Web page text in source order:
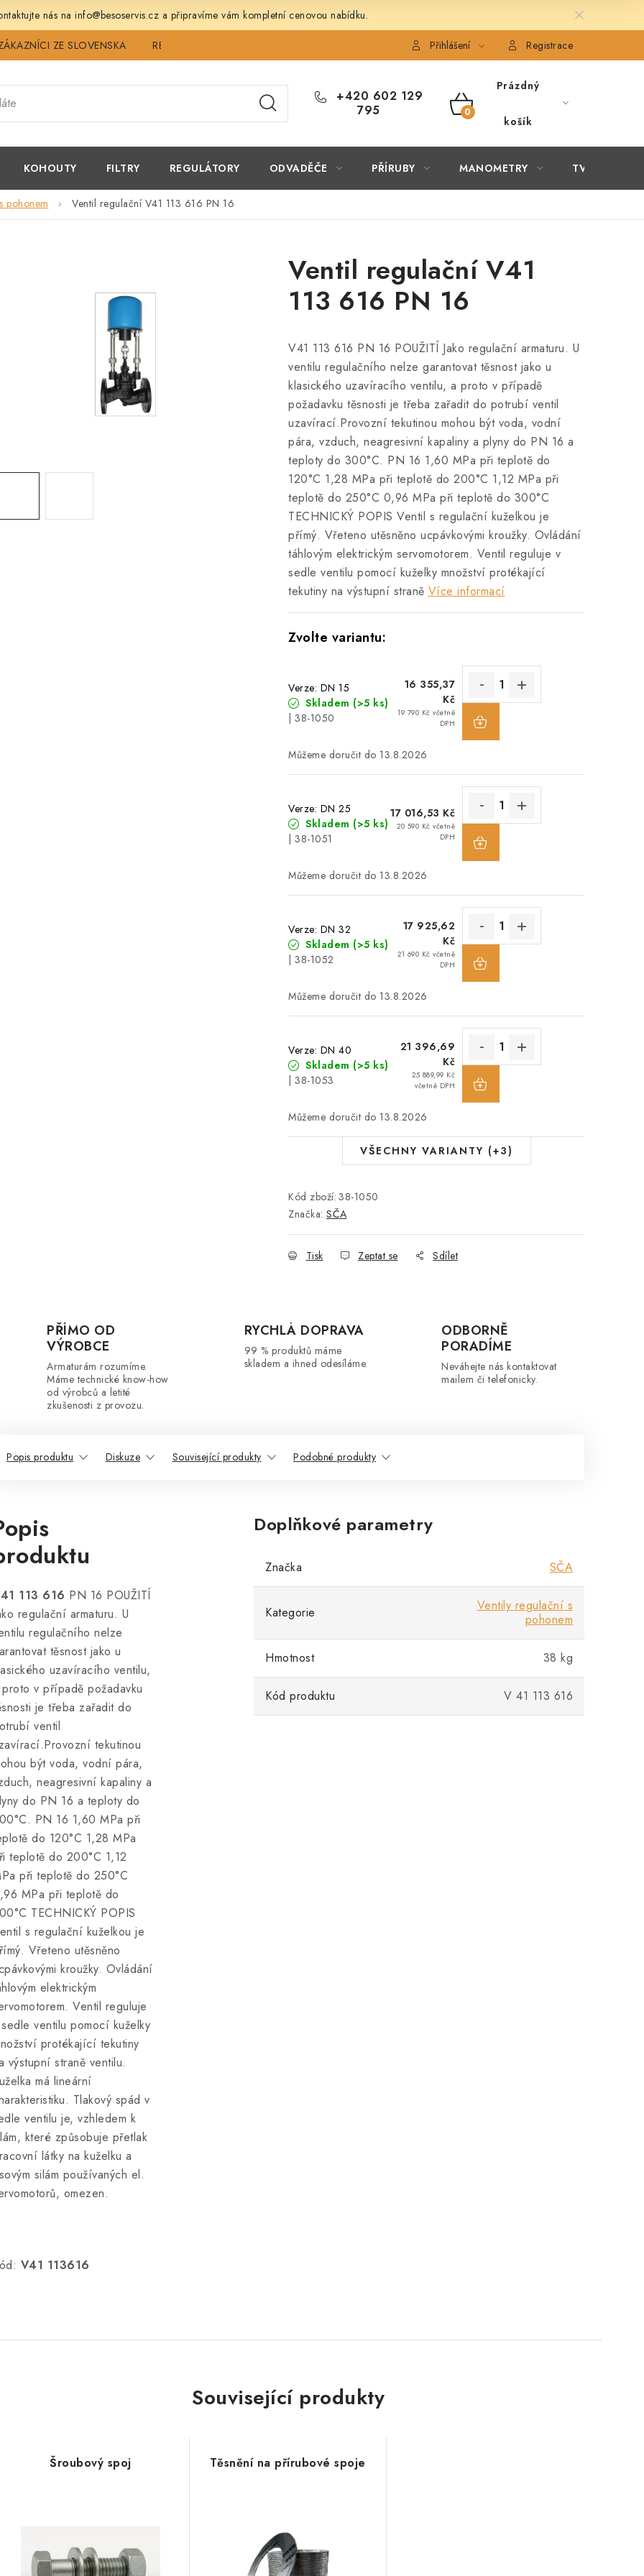
nás na info@besoservis.cz a připravíme vám kompletní cenovou nabídku.
ZE SLOVENSKA REVIZE OBCHODNÍ PODMÍNKY PODMÍNKY OCHRANY
Přihlášení Registrace
+420 602 129
795
NÁKUPNÍ
Prázdný
košík
KOHOUTY FILTRY REGULÁTORY ODVADĚČE PŘÍRUBY MANOMETRY TVAROVKY
pohonem Ventil regulační V41 113 616 PN 16
Ventil regulační V41
113 616 PN 16
V41 113 616 PN 16 POUŽITÍ Jako regulační armaturu. U
ventilu regulačního nelze garantovat těsnost jako u
klasického uzavíracího ventilu, a proto v případě
požadavku těsnosti je třeba zařadit do potrubí ventil
uzavírací.Provozní tekutinou mohou být voda, vodní
pára, vzduch, neagresivní kapaliny a plyny do PN 16 a
teploty do 300°C. PN 16 1,60 MPa při teplotě do
120°C 1,28 MPa při teplotě do 200°C 1,12 MPa při
teplotě do 250°C 0,96 MPa při teplotě do 300°C
TECHNICKÝ POPIS Ventil s regulační kuželkou je
přímý. Vřeteno utěsněno ucpávkovými kroužky. Ovládání
táhlovým elektrickým servomotorem. Ventil reguluje v
sedle ventilu pomocí kuželky množství protékající
tekutiny na výstupní straně Více informací
Verze: DN 15
Skladem (>5 ks)
| 38-1050
16 355,37
Kč
19 790 Kč včetně
DPH
13.8.2026
Verze: DN 25
Skladem (>5 ks)
| 38-1051
17 016,53 Kč
20 590 Kč včetně
DPH
13.8.2026
Verze: DN 32
Skladem (>5 ks)
| 38-1052
17 925,62
Kč
21 690 Kč včetně
DPH
13.8.2026
Verze: DN 40
Skladem (>5 ks)
| 38-1053
21 396,69
Kč
25 889,99 Kč
včetně DPH
13.8.2026
VŠECHNY VARIANTY (+3)
Kód zboží: 38-1050
Značka: SČA
Tisk Zeptat se Sdílet
PŘÍMO OD
VÝROBCE
Armaturám rozumíme.
Máme technické know-how
od výrobců a letité
zkušenosti z provozu.
RYCHLÁ DOPRAVA
99 % produktů máme
skladem a ihned odesíláme.
ODBORNĚ
PORADÍME
Neváhejte nás kontaktovat
mailem či telefonicky.
Popis produktu Diskuze Související produkty Podobné produkty
113 616 PN 16 POUŽITÍ
regulační armaturu. U
regulačního nelze
těsnost jako u
uzavíracího ventilu,
v případě požadavku
je třeba zařadit do
ventil
tekutinou
být voda, vodní pára,
neagresivní kapaliny a
do PN 16 a teploty do
PN 16 1,60 MPa při
do 120°C 1,28 MPa
teplotě do 200°C 1,12
při teplotě do 250°C
MPa při teplotě do
TECHNICKÝ POPIS
s regulační kuželkou je
Vřeteno utěsněno
kroužky. Ovládání
elektrickým
Ventil reguluje
ventilu pomocí kuželky
protékající tekutiny
výstupní straně ventilu.
má lineární
Tlakový spád v
ventilu je, vzhledem k
které způsobuje přetlak
látky na kuželku a
silám používaných el.
omezen.
V41 113616
Doplňkové parametry
Značka SČA
Kategorie
Ventily regulační s
pohonem
Hmotnost 38 kg
Kód produktu V 41 113 616
Související produkty
Šroubový spoj Těsnění na přírubové spoje